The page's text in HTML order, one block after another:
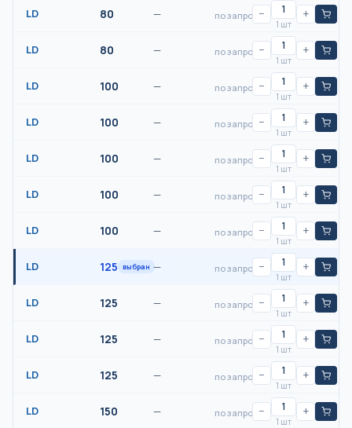
LD 80 — по запросу−
1 шт
+
LD 80 — по запросу−
1 шт
+
LD 100 — по запросу−
1 шт
+
LD 100 — по запросу−
1 шт
+
LD 100 — по запросу−
1 шт
+
LD 100 — по запросу−
1 шт
+
LD 100 — по запросу−
1 шт
+
LD 125 выбран — по запросу−
1 шт
+
LD 125 — по запросу−
1 шт
+
LD 125 — по запросу−
1 шт
+
LD 125 — по запросу−
1 шт
+
LD 150 — по запросу−
1 шт
+